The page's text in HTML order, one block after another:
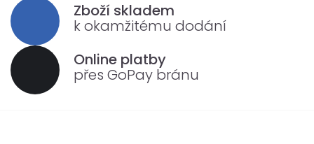
Zboží skladem
k okamžitému dodání
Online platby
přes GoPay bránu